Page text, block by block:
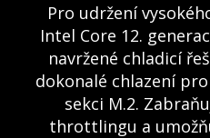
Pro udržení
Intel Core 12.
navržené chladicí
dokonalé chlazení
sekci M.2.
throttlingu a